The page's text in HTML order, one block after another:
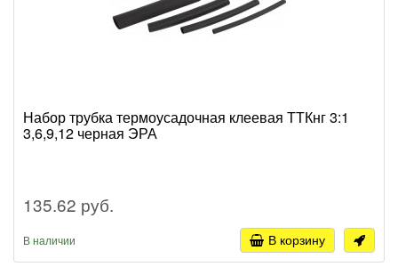
Набор трубка термоусадочная клеевая ТТКнг 3:1
3,6,9,12 черная ЭРА
135.62 руб.
В наличии В корзину